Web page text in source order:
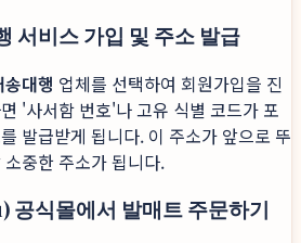
서비스 가입 및 주소 발급
송대행 업체를 선택하여 회원가입을 진
'사서함 번호'나 고유 식별 코드가 포
발급받게 됩니다. 이 주소가 앞으로 뚜
중한 주소가 됩니다.
공식몰에서 발매트 주문하기